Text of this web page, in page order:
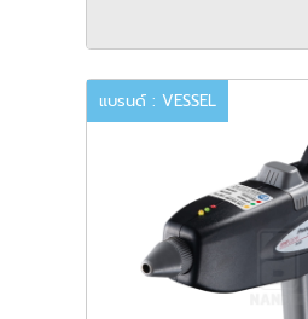
แบรนด์ : VESSEL